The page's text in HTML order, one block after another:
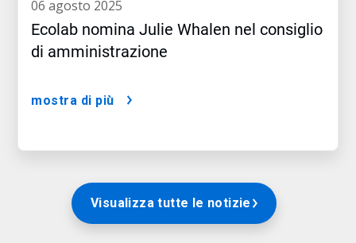
06 agosto 2025
Ecolab nomina Julie Whalen nel consiglio
di amministrazione
mostra di più
Visualizza tutte le notizie